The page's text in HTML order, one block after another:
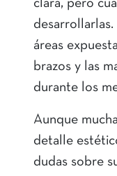
clara, pero
áreas
brazos y las
durante los
Aunque
detalle
dudas sobre